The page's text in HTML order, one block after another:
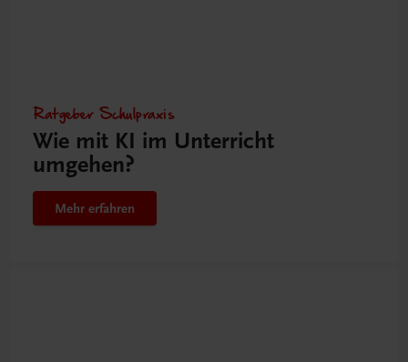
Ratgeber Schulpraxis
Wie mit KI im Unterricht
umgehen?
Mehr erfahren